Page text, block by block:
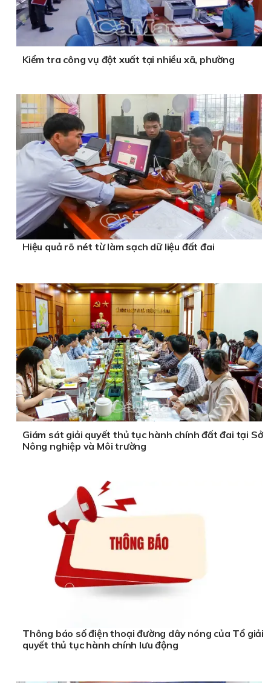
Kiểm tra công vụ đột xuất tại nhiều xã, phường
Hiệu quả rõ nét từ làm sạch dữ liệu đất đai
Giám sát giải quyết thủ tục hành chính đất đai tại Sở
Nông nghiệp và Môi trường
Thông báo số điện thoại đường dây nóng của Tổ giải
quyết thủ tục hành chính lưu động